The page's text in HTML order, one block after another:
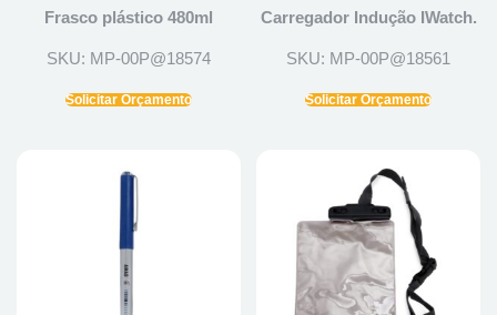
Frasco plástico 480ml
SKU: MP-00P@18574
Solicitar Orçamento
Carregador Indução IWatch.
SKU: MP-00P@18561
Solicitar Orçamento